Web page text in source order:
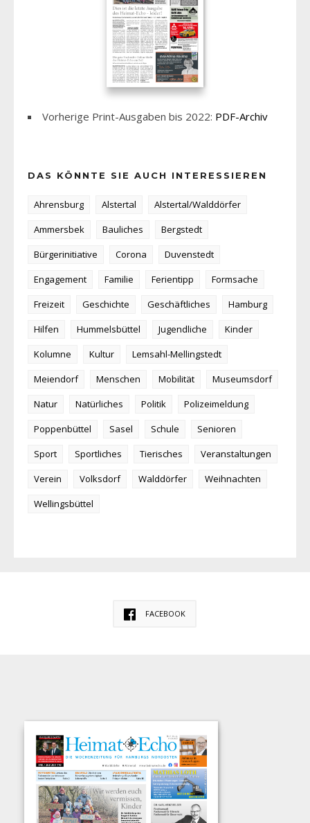
Vorherige Print-Ausgaben bis 2022: PDF-Archiv
DAS KÖNNTE SIE AUCH INTERESSIEREN
Ahrensburg Alstertal
Alstertal/Walddörfer
Ammersbek
Bauliches
Bergstedt
Bürgerinitiative
Corona
Duvenstedt
Engagement
Familie Ferientipp
Formsache
Freizeit
Geschichte Geschäftliches
Hamburg
Hilfen
Hummelsbüttel Jugendliche
Kinder
Kolumne
Kultur
Lemsahl-Mellingstedt
Meiendorf
Menschen Mobilität
Museumsdorf
Natur
Natürliches Politik
Polizeimeldung
Poppenbüttel
Sasel Schule
Senioren
Sport
Sportliches Tierisches
Veranstaltungen
Verein
Volksdorf Walddörfer
Weihnachten
Wellingsbüttel
FACEBOOK